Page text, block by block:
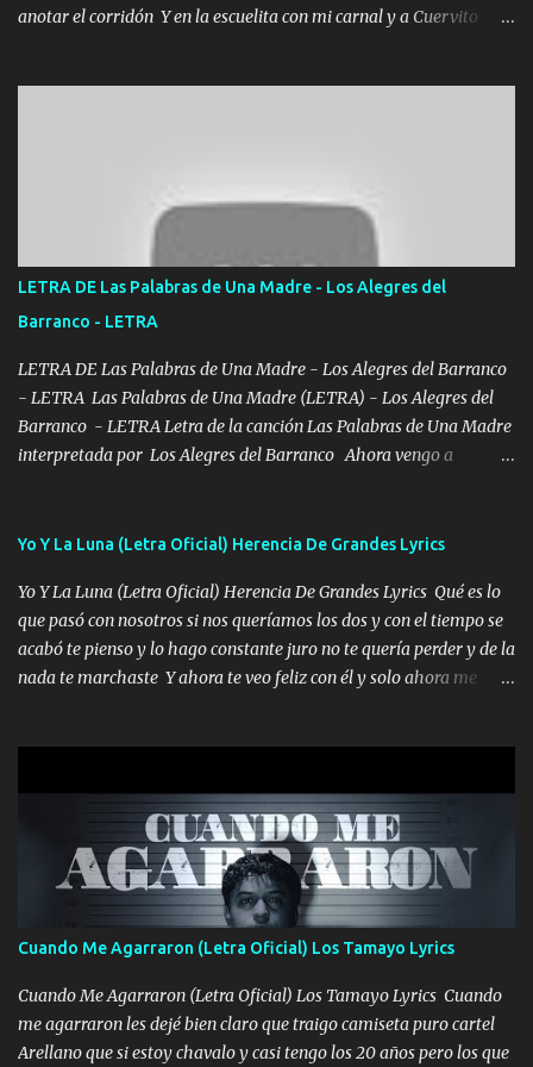
anotar el corridón Y en la escuelita con mi carnal y a Cuervito
verde se le extraña pa que sepan Aquí Pura GENTE DE LA RANA 🐸
POR CLAVE ES EL CALI 4 EN LA CIUDAD TIJUANA Música Al
tirante andamos mi carnal atento a cualquier necesidad no porque
se ve limpio el camino nos confiamos al andar y nunca con la
misma piedra me vuelvo a tropezar Cuando ando de enamorado
en corto me tiró a per...
LETRA DE Las Palabras de Una Madre - Los Alegres del
Barranco - LETRA
LETRA DE Las Palabras de Una Madre - Los Alegres del Barranco
- LETRA Las Palabras de Una Madre (LETRA) - Los Alegres del
Barranco - LETRA Letra de la canción Las Palabras de Una Madre
interpretada por Los Alegres del Barranco Ahora vengo a
viento a su hijo y aunque ahora ya este con Dios el destino así lo
seguiré esperando hasta volvernos a vernos El recuerdo que yo
tengo de mi mente no se va, en mi corazón me llevo lo mismo que
tu papá, a veces me pongo triste porque no puedo mirarte, mas se
que tu me escuchas porque tu eres mi gran ángel, El desespero me
Yo Y La Luna (Letra Oficial) Herencia De Grandes Lyrics
Yo Y La Luna (Letra Oficial) Herencia De Grandes Lyrics Qué es lo
que pasó con nosotros si nos queríamos los dos y con el tiempo se
acabó te pienso y lo hago constante juro no te quería perder y de la
nada te marchaste Y ahora te veo feliz con él y solo ahora me
pero eso ya no va a pasar me perderé en la soledad Porque me
mirabas bonito si yo no fui el final feliz el final fue triste pa mí Y
duele no tenerte aquí sabiendo que moría por ti yo y la luna
cantamos y por ti nos embriagamos Quién sabe qué será de mí si
contigo fui muy feliz a lo mejor no lloró pero muy en el fondo te
adoro
Cuando Me Agarraron (Letra Oficial) Los Tamayo Lyrics
Cuando Me Agarraron (Letra Oficial) Los Tamayo Lyrics Cuando
me agarraron les dejé bien claro que traigo camiseta puro cartel
Arellano que si estoy chavalo y casi tengo los 20 años pero los que